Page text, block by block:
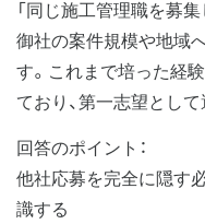
「同じ施工管理職を募
御社の案件規模や地域
す。これまで培った経
ており、第一志望とし
回答のポイント：
他社応募を完全に隠す
識する